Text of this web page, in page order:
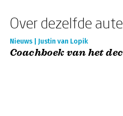
Over dezelfde
Nieuws | Justin van Lopik
Coachboek van het